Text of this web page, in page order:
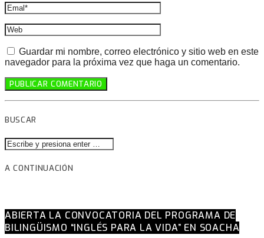
Guardar mi nombre, correo electrónico y sitio web en este
navegador para la próxima vez que haga un comentario.
BUSCAR
A CONTINUACIÓN
ABIERTA LA CONVOCATORIA DEL PROGRAMA DE
BILINGÜISMO “INGLÉS PARA LA VIDA” EN SOACHA